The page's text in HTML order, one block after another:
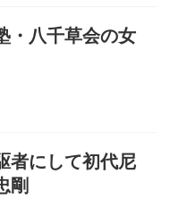
・八千草会の女
者にして初代尼
剛